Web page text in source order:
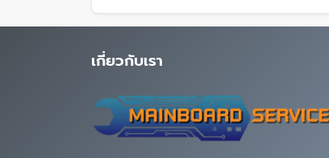
เกี่ยวกับเรา